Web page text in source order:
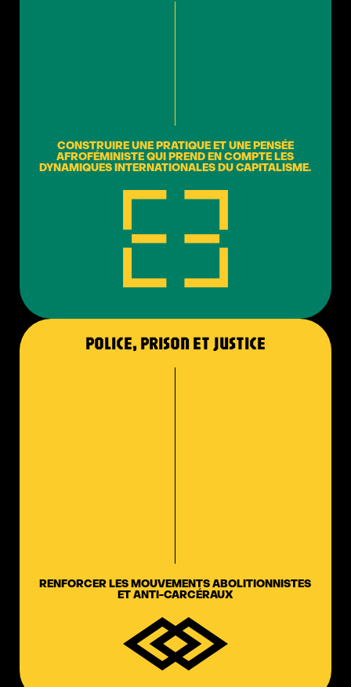
CONSTRUIRE UNE PRATIQUE ET UNE PENSÉE
AFROFÉMINISTE QUI PREND EN COMPTE LES
DYNAMIQUES INTERNATIONALES DU CAPITALISME.
POLICE, PRISON ET JUSTICE
RENFORCER LES MOUVEMENTS ABOLITIONNISTES
ET ANTI-CARCÉRAUX